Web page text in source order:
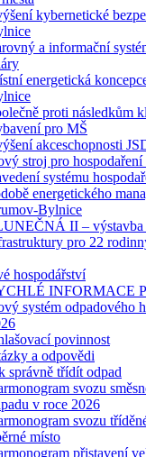
kybernetické
a informační
energetická
proti následkům
pro MŠ
akceschopnosti
stroj pro
systému
energetického
Bylnice
II – výstavba
pro 22
hospodářství
INFORMACE
systém odpadového
povinnost
a odpovědi
správně třídít odpad
svozu
v roce 2026
svozu
místo
přistavení